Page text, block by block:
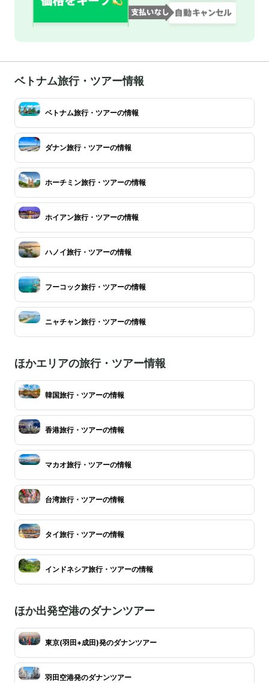
ベトナム旅行・ツアー情報
ベトナム旅行・ツアーの情報
ダナン旅行・ツアーの情報
ホーチミン旅行・ツアーの情報
ホイアン旅行・ツアーの情報
ハノイ旅行・ツアーの情報
フーコック旅行・ツアーの情報
ニャチャン旅行・ツアーの情報
ほかエリアの旅行・ツアー情報
韓国旅行・ツアーの情報
香港旅行・ツアーの情報
マカオ旅行・ツアーの情報
台湾旅行・ツアーの情報
タイ旅行・ツアーの情報
インドネシア旅行・ツアーの情報
ほか出発空港のダナンツアー
東京(羽田+成田)発のダナンツアー
羽田空港発のダナンツアー